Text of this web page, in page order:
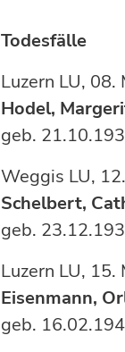
Todesfälle
Luzern
Hodel,
geb.
Weggis
Schelbert,
geb.
Luzern
Eisenmann,
geb.